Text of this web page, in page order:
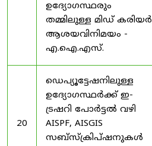
ഉദ്യോഗസ്ഥരും
തമ്മിലുള്ള മിഡ് കരിയർ
ആശയവിനിമയം -
എ.ഐ.എസ്.
20
ഡെപ്യൂട്ടേഷനിലുള്ള
ഉദ്യോഗസ്ഥർക്ക് ഇ-
ട്രഷറി പോർട്ടൽ വഴി
AISPF, AISGIS
സബ്‌സ്‌ക്രിപ്‌ഷനുകൾ